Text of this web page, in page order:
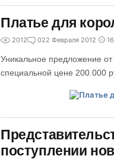
Платье для
2012 022 Февраля 2012
Уникальное предложение
специальной цене 200.000
поступлении